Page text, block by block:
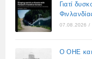
Γιατί
07.08.2026 /
Ο ΟΗΕ και